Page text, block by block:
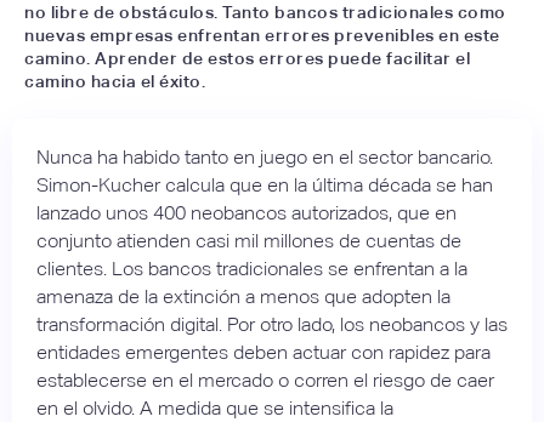
no libre de obstáculos. Tanto bancos tradicionales como
nuevas empresas enfrentan errores prevenibles en este
camino. Aprender de estos errores puede facilitar el
camino hacia el éxito.
Nunca ha habido tanto en juego en el sector bancario.
Simon-Kucher calcula que en la última década se han
lanzado unos 400 neobancos autorizados, que en
conjunto atienden casi mil millones de cuentas de
clientes. Los bancos tradicionales se enfrentan a la
amenaza de la extinción a menos que adopten la
transformación digital. Por otro lado, los neobancos y las
entidades emergentes deben actuar con rapidez para
establecerse en el mercado o corren el riesgo de caer
en el olvido. A medida que se intensifica la